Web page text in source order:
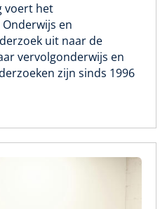
voert het
en
uit naar de
vervolgonderwijs en
zijn sinds 1996